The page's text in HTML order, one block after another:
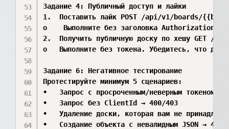
Задание 4: Публичный доступ и лайки
1.	Поставить лайк POST /api/v1/boards/{{boardId}}/like
o	 Выполните без заголовка Authorization. Проверьте 200.
2.	Получить публичную доску по хешу GET /api/v1/board/{{hash}}
o	Выполните без токена. Убедитесь, что данные возвращаются.
Задание 6: Негативное тестирование
Протестируйте минимум 5 сценариев:
•	Запрос с просроченным/неверным токеном → 401
•	Запрос без ClientId → 400/403
•	Удаление доски, которая вам не принадлежит → 403
•	Создание объекта с невалидным JSON → 422